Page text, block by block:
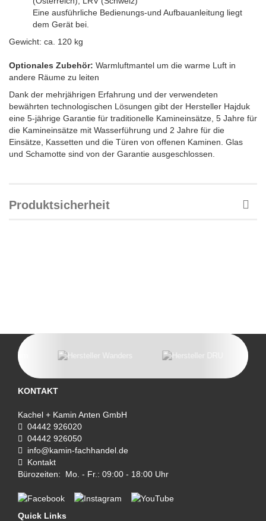
Eine ausführliche Bedienungs-und Aufbauanleitung liegt
dem Gerät bei.
Gewicht: ca. 120 kg
Optionales Zubehör: Warmluftmantel um die warme Luft in
andere Räume zu leiten
Dank der mehrjährigen Erfahrung und der verwendeten
bewährten technologischen Lösungen gibt der Hersteller Hajduk
eine 5-jährige Garantie für traditionelle Kamineinsätze, 5 Jahre für
die Kamineinsätze mit Wasserführung und 2 Jahre für die
Einsätze, Kassetten und die Türen von offenen Kaminen. Glas
und Schamotte sind von der Garantie ausgeschlossen.
Produktsicherheit
KONTAKT
Kachel + Kamin Anten GmbH
04442 926020
04442 926050
info@kamin-fachhandel.de
Kontakt
Bürozeiten: Mo. - Fr.: 09:00 - 18:00 Uhr
Quick Links